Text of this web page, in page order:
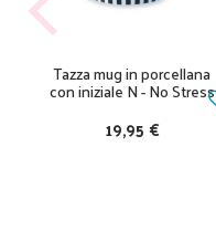
Tazza mug in porcellana
con iniziale N - No Stress
19,95 €